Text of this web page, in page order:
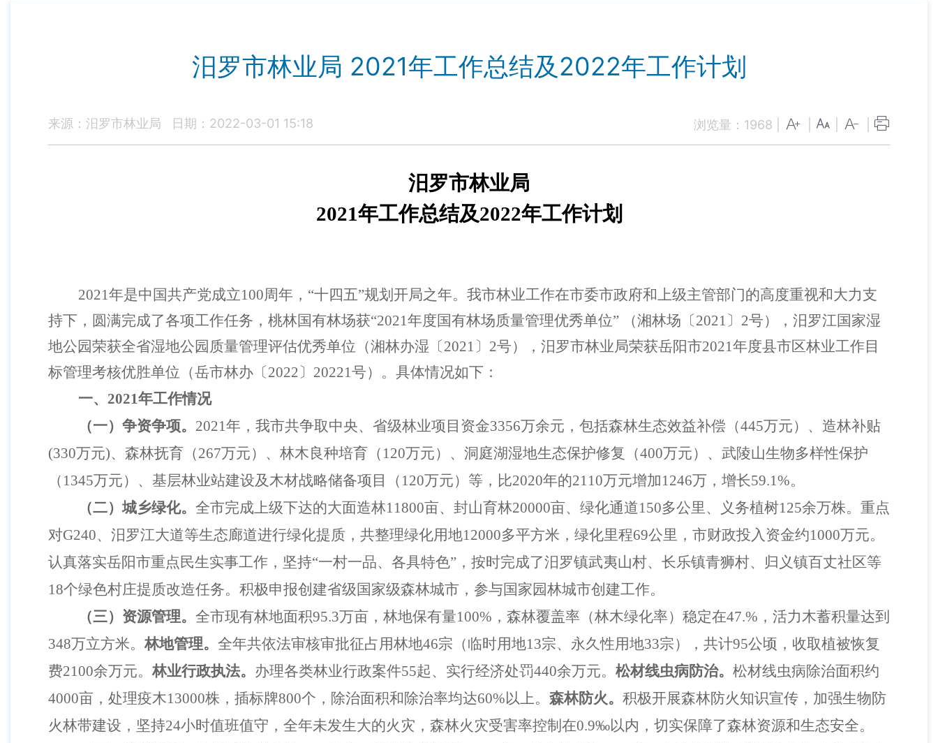
汨罗市林业局 2021年工作总结及2022年工作计划
来源：汨罗市林业局 日期：2022-03-01 15:18 浏览量： 1968
汨罗市林业局
2021年工作总结及2022年工作计划
2021年是中国共产党成立100周年，“十四五”规划开局之年。我市林业工作在市委市政府和上级主管部门的高度重视和大力支
持下，圆满完成了各项工作任务， 桃林国有林场获“2021年度国有林场质量管理优秀单位” （湘林场〔2021〕2号），汨罗江国家湿
地公园荣获全省湿地公园质量管理评估优秀单位（湘林办湿〔2021〕2号），汨罗市林业局荣获岳阳市2021年度县市区林业工作目
标管理考核优胜单位（岳市林办〔2022〕20221号）。 具体情况如下：
一、 2021年工作情况
（一）争资争项。 2021年，我市共争取中央、省级林业项目资金3356万余元，包括森林生态效益补偿（445万元）、造林补贴
(330万元)、森林抚育（267万元）、林木良种培育（120万元）、洞庭湖湿地生态保护修复（400万元）、武陵山生物多样性保护
（1345万元）、基层林业站建设及木材战略储备项目（120万元）等，比2020年的2110万元增加1246万，增长59.1%。
（二）城乡绿化。 全市完成上级下达的大面造林11800亩、封山育林20000亩、绿化通道150多公里、义务植树125余万株。重点
对G240、汨罗江大道等生态廊道进行绿化提质，共整理绿化用地12000多平方米，绿化里程69公里，市财政投入资金约1000万元。
认真落实岳阳市重点民生实事工作， 坚持“一村一品、各具特色”，按时完成了汨罗镇武夷山村、长乐镇青狮村、归义镇百丈社区等
18个绿色村庄提质改造任务。积极申报创建省级国家级森林城市，参与国家园林城市创建工作。
（三）资源管理。 全市现有林地面积95.3万亩，林地保有量100%，森林覆盖率（林木绿化率）稳定在47.%，活力木蓄积量达到
348万立方米。林地管理。 全年共依法审核审批征占用林地46宗（临时用地13宗、永久性用地33宗），共计95公顷，收取植被恢复
费2100余万元。林业行政执法。 办理各类林业行政案件55起、实行经济处罚440余万元。 松材线虫病防治。 松材线虫病除治面积约
4000亩，处理疫木13000株，插标牌800个，除治面积和除治率均达60%以上。 森林防火。 积极开展森林防火知识宣传，加强生物防
火林带建设，坚持24小时值班值守，全年未发生大的火灾，森林火灾受害率控制在0.9‰以内，切实保障了森林资源和生态安全。